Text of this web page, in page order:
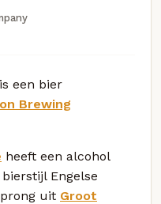
een bier
Brewing
heeft een alcohol
Engelse
uit Groot